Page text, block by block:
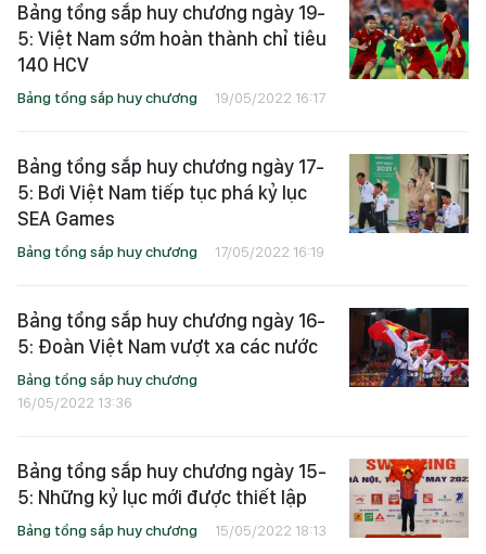
Bảng tổng sắp huy chương ngày 19-
5: Việt Nam sớm hoàn thành chỉ tiêu
140 HCV
Bảng tổng sắp huy chương 19/05/2022 16:17
Bảng tổng sắp huy chương ngày 17-
5: Bơi Việt Nam tiếp tục phá kỷ lục
SEA Games
Bảng tổng sắp huy chương 17/05/2022 16:19
Bảng tổng sắp huy chương ngày 16-
5: Đoàn Việt Nam vượt xa các nước
Bảng tổng sắp huy chương
16/05/2022 13:36
Bảng tổng sắp huy chương ngày 15-
5: Những kỷ lục mới được thiết lập
Bảng tổng sắp huy chương 15/05/2022 18:13